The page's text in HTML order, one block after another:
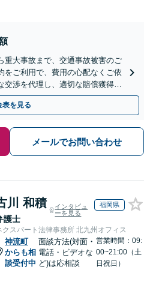
重大事故まで、交通事故被害のご
をご利用で、費用の心配なくご依
交渉を代理し、適切な賠償獲得を
可能】
表を見る
メールでお問い合わせ
川 和積
護士
インタビュ
ーを見る
福岡県
クスパート法律事務所 北九州オフィス
神流町
からも相
談受付中
面談方法(対面・
電話・ビデオな
ど)は応相談
営業時間：09:
00~21:00（土
日祝日）